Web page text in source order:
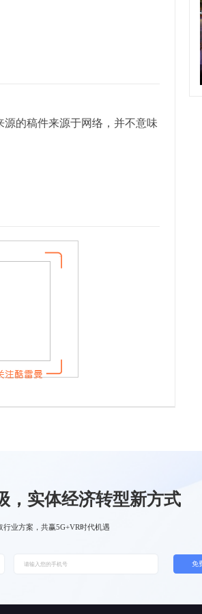
的稿件来源于网络，并不意味
，实体经济转型新方式
行业方案，共赢5G+VR时代机遇
免